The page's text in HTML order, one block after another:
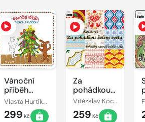
Vánoční
příběh
pejska a
kočičky
Vlasta Hurtíková
299 Kč
Za
pohádkou
kolem
světa
Vítězslav Kocourek
259 Kč